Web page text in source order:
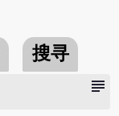
搜寻
subject